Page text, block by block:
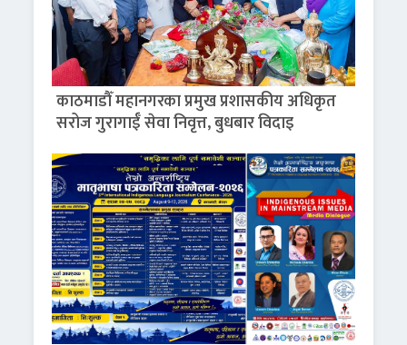
काठमाडौँ महानगरका प्रमुख प्रशासकीय अधिकृत
सरोज गुरागाईँ सेवा निवृत्त, बुधबार विदाइ